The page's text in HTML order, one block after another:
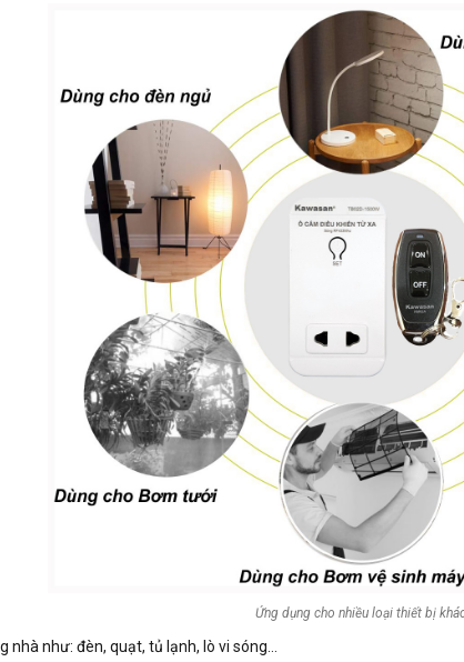
Ứng dụng cho nhiều loại thiết bị
nhà như: đèn, quạt, tủ lạnh, lò vi sóng…